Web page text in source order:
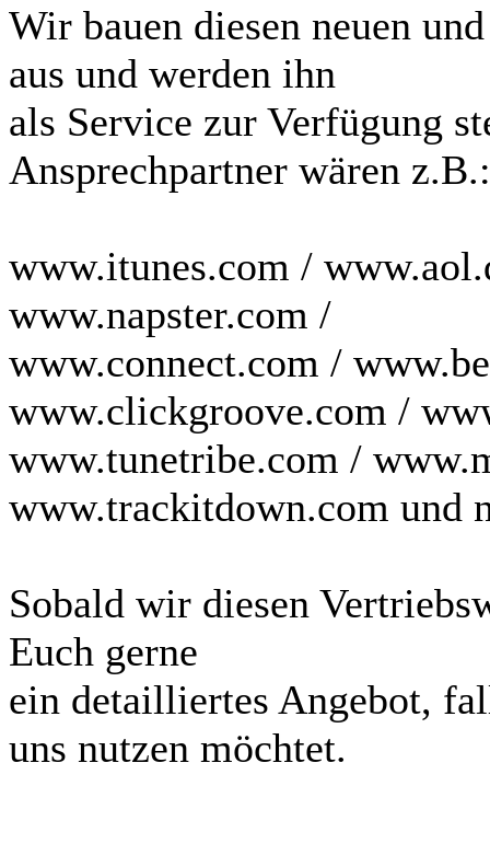
Wir bauen diesen neuen
aus und werden ihn
als Service zur Verfügung
Ansprechpartner wären z.B.:
www.itunes.com /
www.napster.com /
www.connect.com /
www.clickgroove.com /
www.tunetribe.com /
www.trackitdown.com und
Sobald wir diesen
Euch gerne
ein detailliertes Angebot,
uns nutzen möchtet.